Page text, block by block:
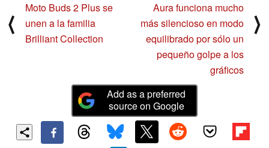
⟨
Moto Buds 2 Plus se
unen a la familia
Brilliant Collection
Aura funciona mucho
más silencioso en modo
equilibrado por sólo un
pequeño golpe a los
gráficos
⟩
Add as a preferred
source on Google